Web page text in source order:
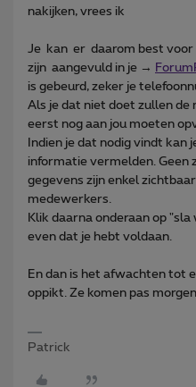
nakijken, vrees ik
Je kan er daarom best voor
zijn aangevuld in je →
is gebeurd, zeker je
Als je dat niet doet zullen de
eerst nog aan jou moeten
Indien je dat nodig vindt
informatie vermelden. Geen
gegevens zijn enkel
medewerkers.
Klik daarna onderaan op
even dat je hebt voldaan.
En dan is het afwachten tot
oppikt. Ze komen pas
Patrick